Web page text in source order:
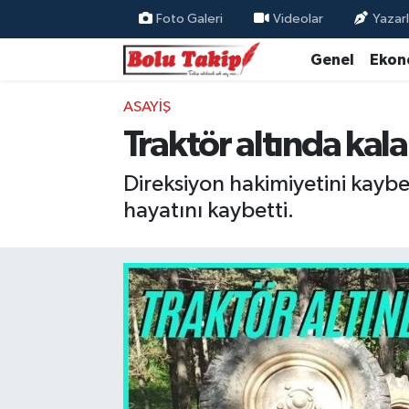
Foto Galeri Videolar
Genel
ASAYIŞ
Traktör altında
Direksiyon hakimiyetini
hayatını kaybetti.